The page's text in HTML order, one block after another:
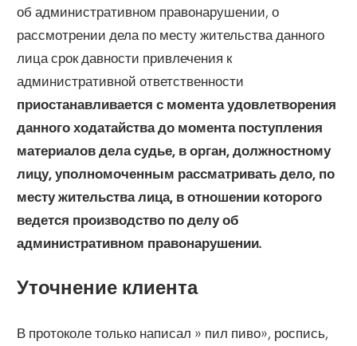
об административном правонарушении, о
рассмотрении дела по месту жительства данного
лица срок давности привлечения к
административной ответственности
приостанавливается с момента удовлетворения
данного ходатайства до момента поступления
материалов дела судье, в орган, должностному
лицу, уполномоченным рассматривать дело, по
месту жительства лица, в отношении которого
ведется производство по делу об
административном правонарушении.
Уточнение клиента
В протоколе только написал » пил пиво», роспись,